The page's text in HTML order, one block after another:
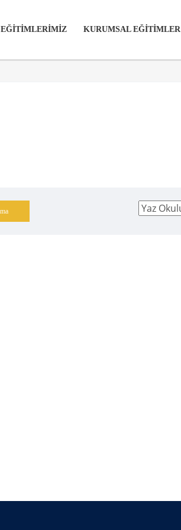
EĞİTİMLERİMİZ KURUMSAL EĞİTİMLER